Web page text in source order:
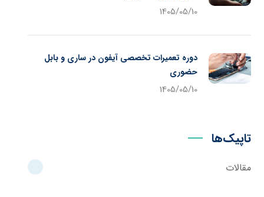
1405/05/10
دوره تعمیرات تخصصی آیفون در ساری و بابل
حضوری
1405/05/10
تاپیک‌ها
مقالات